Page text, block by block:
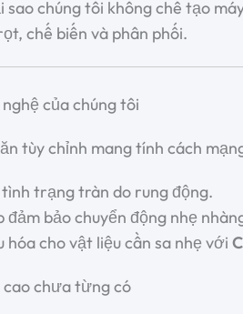
sao chúng tôi không chế tạo
chế biến và phân phối.
của chúng tôi
tùy chỉnh mang tính cách
trạng tràn do rung động.
đảm bảo chuyển động nhẹ
cho vật liệu cần sa nhẹ với
cao chưa từng có